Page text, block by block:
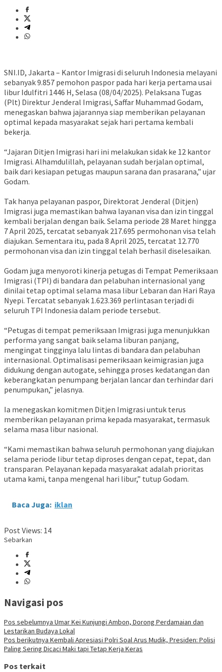
SNI.ID, Jakarta – Kantor Imigrasi di seluruh Indonesia melayani
sebanyak 9.857 pemohon paspor pada hari kerja pertama usai
libur Idulfitri 1446 H, Selasa (08/04/2025). Pelaksana Tugas
(Plt) Direktur Jenderal Imigrasi, Saffar Muhammad Godam,
menegaskan bahwa jajarannya siap memberikan pelayanan
optimal kepada masyarakat sejak hari pertama kembali
bekerja.
“Jajaran Ditjen Imigrasi hari ini melakukan sidak ke 12 kantor
Imigrasi. Alhamdulillah, pelayanan sudah berjalan optimal,
baik dari kesiapan petugas maupun sarana dan prasarana,” ujar
Godam.
Tak hanya pelayanan paspor, Direktorat Jenderal (Ditjen)
Imigrasi juga memastikan bahwa layanan visa dan izin tinggal
kembali berjalan dengan baik. Selama periode 28 Maret hingga
7 April 2025, tercatat sebanyak 217.695 permohonan visa telah
diajukan. Sementara itu, pada 8 April 2025, tercatat 12.770
permohonan visa dan izin tinggal telah berhasil diselesaikan.
Godam juga menyoroti kinerja petugas di Tempat Pemeriksaan
Imigrasi (TPI) di bandara dan pelabuhan internasional yang
dinilai tetap optimal selama masa libur Lebaran dan Hari Raya
Nyepi. Tercatat sebanyak 1.623.369 perlintasan terjadi di
seluruh TPI Indonesia dalam periode tersebut.
“Petugas di tempat pemeriksaan Imigrasi juga menunjukkan
performa yang sangat baik selama liburan panjang,
mengingat tingginya lalu lintas di bandara dan pelabuhan
internasional. Optimalisasi pemeriksaan keimigrasian juga
didukung dengan autogate, sehingga proses kedatangan dan
keberangkatan penumpang berjalan lancar dan terhindar dari
penumpukan,” jelasnya.
Ia menegaskan komitmen Ditjen Imigrasi untuk terus
memberikan pelayanan prima kepada masyarakat, termasuk
selama masa libur nasional.
“Kami memastikan bahwa seluruh permohonan yang diajukan
selama periode libur tetap diproses dengan cepat, tepat, dan
transparan. Pelayanan kepada masyarakat adalah prioritas
utama kami, tanpa mengenal hari libur,” tutup Godam.
Baca Juga: iklan
Post Views: 14
Sebarkan
Navigasi pos
Pos sebelumnya Umar Kei Kunjungi Ambon, Dorong Perdamaian dan
Lestarikan Budaya Lokal
Pos berikutnya Kembali Apresiasi Polri Soal Arus Mudik, Presiden: Polisi
Paling Sering Dicaci Maki tapi Tetap Kerja Keras
Pos terkait